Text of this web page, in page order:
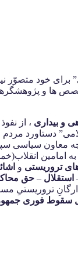
برای خود
ها و
و بیداری ، از
دستاورد مردم
سیاسی
تروریستی و
استقلال – حق
تروریستیِ
سقوط فوری